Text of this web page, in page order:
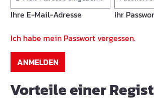
Ihre E-Mail-Adresse
Ihr
Ich habe mein Passwort vergessen.
ANMELDEN
Vorteile einer